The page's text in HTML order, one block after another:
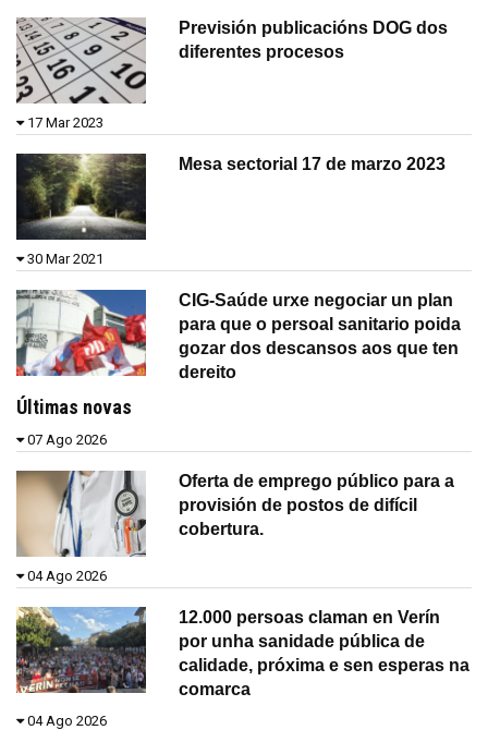
Previsión publicacións DOG dos
diferentes procesos
17 Mar 2023
Mesa sectorial 17 de marzo 2023
30 Mar 2021
CIG-Saúde urxe negociar un plan
para que o persoal sanitario poida
gozar dos descansos aos que ten
dereito
Últimas novas
07 Ago 2026
Oferta de emprego público para a
provisión de postos de difícil
cobertura.
04 Ago 2026
12.000 persoas claman en Verín
por unha sanidade pública de
calidade, próxima e sen esperas na
comarca
04 Ago 2026